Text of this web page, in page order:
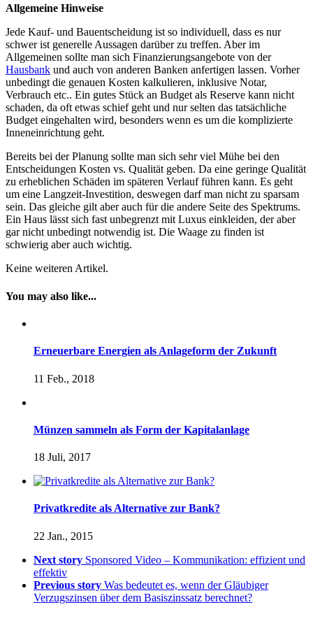
Allgemeine Hinweise
Jede Kauf- und Bauentscheidung ist so individuell, dass es nur
schwer ist generelle Aussagen darüber zu treffen. Aber im
Allgemeinen sollte man sich Finanzierungsangebote von der
Hausbank und auch von anderen Banken anfertigen lassen. Vorher
unbedingt die genauen Kosten kalkulieren, inklusive Notar,
Verbrauch etc.. Ein gutes Stück an Budget als Reserve kann nicht
schaden, da oft etwas schief geht und nur selten das tatsächliche
Budget eingehalten wird, besonders wenn es um die komplizierte
Inneneinrichtung geht.
Bereits bei der Planung sollte man sich sehr viel Mühe bei den
Entscheidungen Kosten vs. Qualität geben. Da eine geringe Qualität
zu erheblichen Schäden im späteren Verlauf führen kann. Es geht
um eine Langzeit-Investition, deswegen darf man nicht zu sparsam
sein. Das gleiche gilt aber auch für die andere Seite des Spektrums.
Ein Haus lässt sich fast unbegrenzt mit Luxus einkleiden, der aber
gar nicht unbedingt notwendig ist. Die Waage zu finden ist
schwierig aber auch wichtig.
Keine weiteren Artikel.
You may also like...
Erneuerbare Energien als Anlageform der Zukunft
11 Feb., 2018
Münzen sammeln als Form der Kapitalanlage
18 Juli, 2017
Privatkredite als Alternative zur Bank?
22 Jan., 2015
Next story Sponsored Video – Kommunikation: effizient und
effektiv
Previous story Was bedeutet es, wenn der Gläubiger
Verzugszinsen über dem Basiszinssatz berechnet?